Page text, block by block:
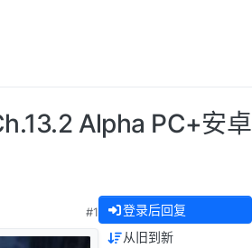
Alpha PC+安卓
#1 登录后回复
从旧到新